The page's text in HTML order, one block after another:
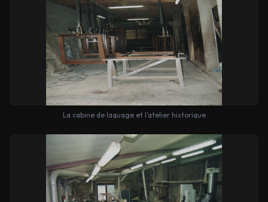
La cabine de laquage et l’atelier historique